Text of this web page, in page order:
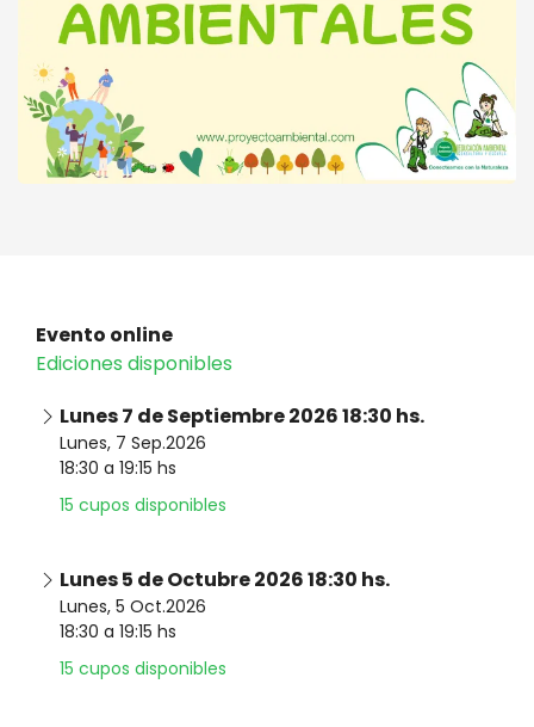
Evento online
Ediciones disponibles
Lunes 7 de Septiembre 2026 18:30 hs.
Lunes, 7 Sep.2026
18:30 a 19:15 hs
15 cupos disponibles
Lunes 5 de Octubre 2026 18:30 hs.
Lunes, 5 Oct.2026
18:30 a 19:15 hs
15 cupos disponibles